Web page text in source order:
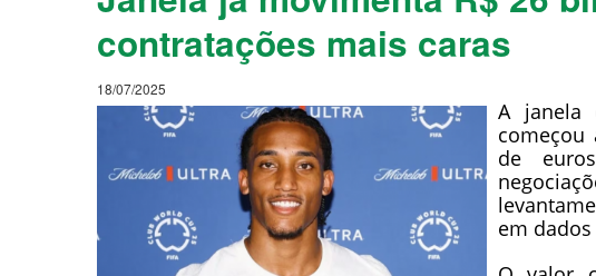
contratações mais caras
18/07/2025
A janela
de
em